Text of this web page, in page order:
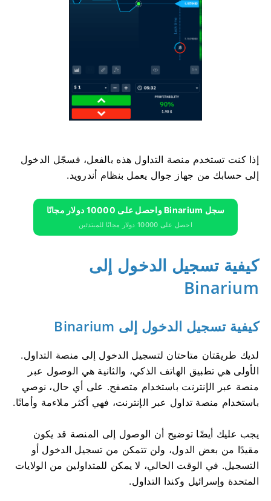
إذا كنت تستخدم منصة التداول هذه بالفعل، فسجّل الدخول
إلى حسابك من جهاز جوال يعمل بنظام أندرويد.
سجل Binarium واحصل على 10000 دولار مجانًا
احصل على 10000 دولار مجانًا للمبتدئين
كيفية تسجيل الدخول إلى
Binarium
كيفية تسجيل الدخول إلى Binarium
لديك طريقتان متاحتان لتسجيل الدخول إلى منصة التداول.
الأولى هي تطبيق الهاتف الذكي، والثانية هي الوصول عبر
منصة عبر الإنترنت باستخدام متصفح. على أي حال، نوصي
باستخدام منصة تداول عبر الإنترنت، فهي أكثر ملاءمة وأمانًا.
يجب عليك أيضًا توضيح أن الوصول إلى المنصة قد يكون
مقيدًا من بعض الدول، ولن تتمكن من تسجيل الدخول أو
التسجيل. في الوقت الحالي، لا يمكن للمتداولين من الولايات
المتحدة وإسرائيل وكندا التداول.